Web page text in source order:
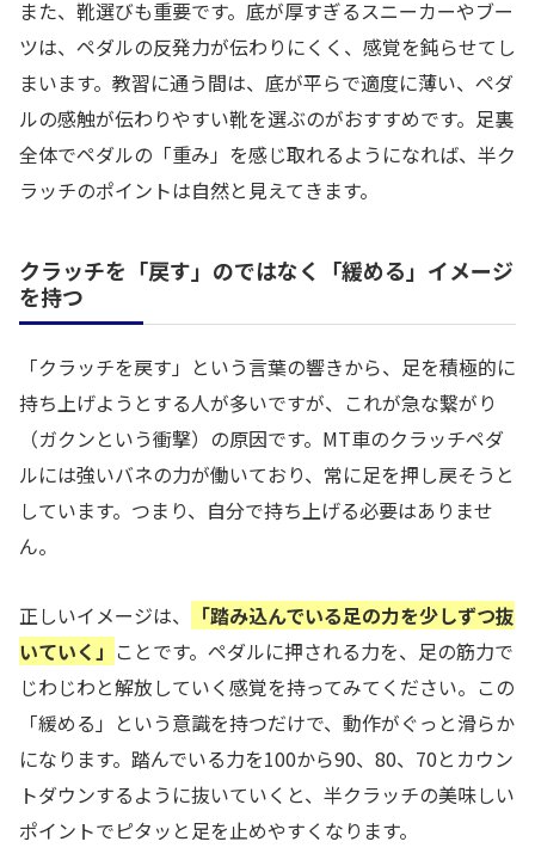
また、靴選びも重要です。底が厚すぎるスニーカーやブー
ツは、ペダルの反発力が伝わりにくく、感覚を鈍らせてし
まいます。教習に通う間は、底が平らで適度に薄い、ペダ
ルの感触が伝わりやすい靴を選ぶのがおすすめです。足裏
全体でペダルの「重み」を感じ取れるようになれば、半ク
ラッチのポイントは自然と見えてきます。
クラッチを「戻す」のではなく「緩める」イメージ
を持つ
「クラッチを戻す」という言葉の響きから、足を積極的に
持ち上げようとする人が多いですが、これが急な繋がり
（ガクンという衝撃）の原因です。MT車のクラッチペダ
ルには強いバネの力が働いており、常に足を押し戻そうと
しています。つまり、自分で持ち上げる必要はありませ
ん。
正しいイメージは、
「踏み込んでいる足の力を少しずつ抜
いていく」 ことです。ペダルに押される力を、足の筋力で
じわじわと解放していく感覚を持ってみてください。この
「緩める」という意識を持つだけで、動作がぐっと滑らか
になります。踏んでいる力を100から90、80、70とカウン
トダウンするように抜いていくと、半クラッチの美味しい
ポイントでピタッと足を止めやすくなります。